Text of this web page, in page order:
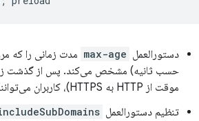
دستورالعمل max-age
موقت از HTTP به HTTPS)، کاربران می‌توانند دوباره با HTTP ساده به سایت دسترسی پیدا کنند.
تنظیم دستورالعمل